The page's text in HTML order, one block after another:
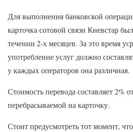
Для выполнения банковской
карточка сотовой связи Киевстар
течении 2-х месяцев. За это время
употребление услуг должно
у каждых операторов она различная.
Стоимость перевода составляет 2%
перебрасываемой на карточку.
Стоит предусмотреть тот момент,